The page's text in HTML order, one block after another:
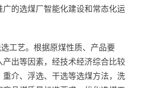
的选煤厂智能化建设和常态化运
工艺。根据原煤性质、产品要
产出等因素，经技术经济综合比较
重介、浮选、干选等选煤方法，洗